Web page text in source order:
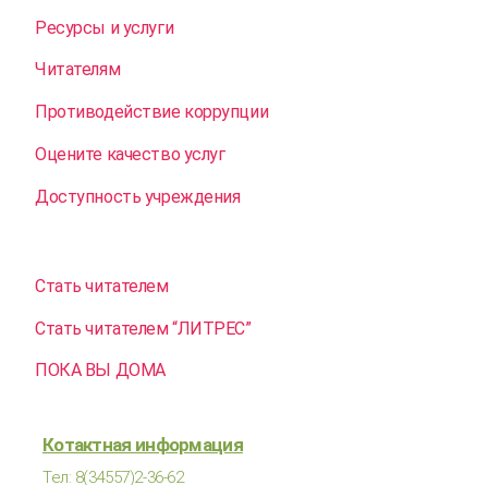
Ресурсы и услуги
Читателям
Противодействие коррупции
Оцените качество услуг
Доступность учреждения
Стать читателем
Стать читателем “ЛИТРЕС”
ПОКА ВЫ ДОМА
Котактная информация
Тел: 8(34557)2-36-62